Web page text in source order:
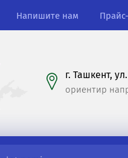
Напишите нам
г. Ташкент,
ориентир